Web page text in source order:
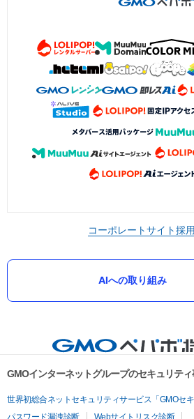
コーポレートサイト採
AIへの取り組み
GMOインターネットグループのセキュリテ
世界初総合ネットセキュリティサービス「GMOセキ
パスワード漏洩診断
Webサイトリスク診断